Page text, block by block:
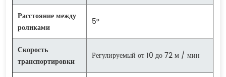
Расстояние между
роликами
5°
Скорость
транспортировки
Регулируемый от 10 до 72 м / мин